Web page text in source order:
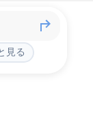
見る